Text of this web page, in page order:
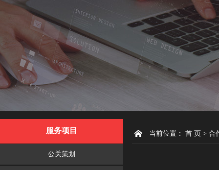
服务项目
公关策划
当前位置： 首 页 > 合